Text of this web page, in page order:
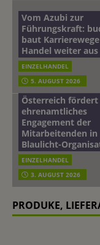
Vom Azubi zur
Führungskraft:
baut
Handel weiter aus
EINZELHANDEL
5. AUGUST 2026
mehr vom leben
Österreich fördert
ehrenamtliches
Engagement der
Mitarbeitenden in
Blaulicht-
EINZELHANDEL
3. AUGUST 2026
PRODUKE,